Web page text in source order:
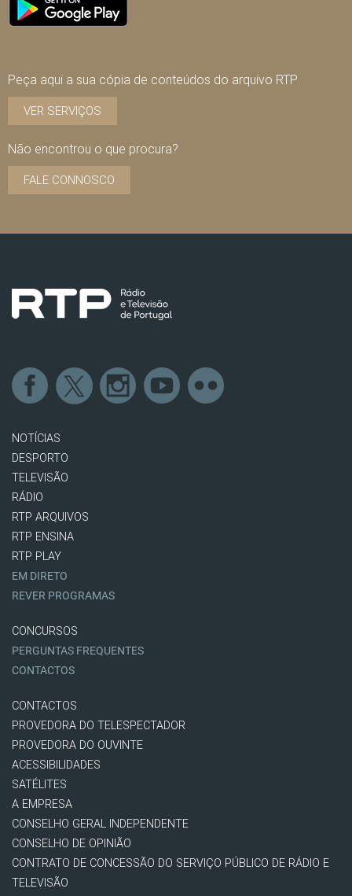
Peça aqui a sua cópia de conteúdos do arquivo RTP
VER SERVIÇOS
Não encontrou o que procura?
FALE CONNOSCO
NOTÍCIAS
DESPORTO
TELEVISÃO
RÁDIO
RTP ARQUIVOS
RTP ENSINA
RTP PLAY
EM DIRETO
REVER PROGRAMAS
CONCURSOS
PERGUNTAS FREQUENTES
CONTACTOS
CONTACTOS
PROVEDORA DO TELESPECTADOR
PROVEDORA DO OUVINTE
ACESSIBILIDADES
SATÉLITES
A EMPRESA
CONSELHO GERAL INDEPENDENTE
CONSELHO DE OPINIÃO
CONTRATO DE CONCESSÃO DO SERVIÇO PÚBLICO DE RÁDIO E
TELEVISÃO